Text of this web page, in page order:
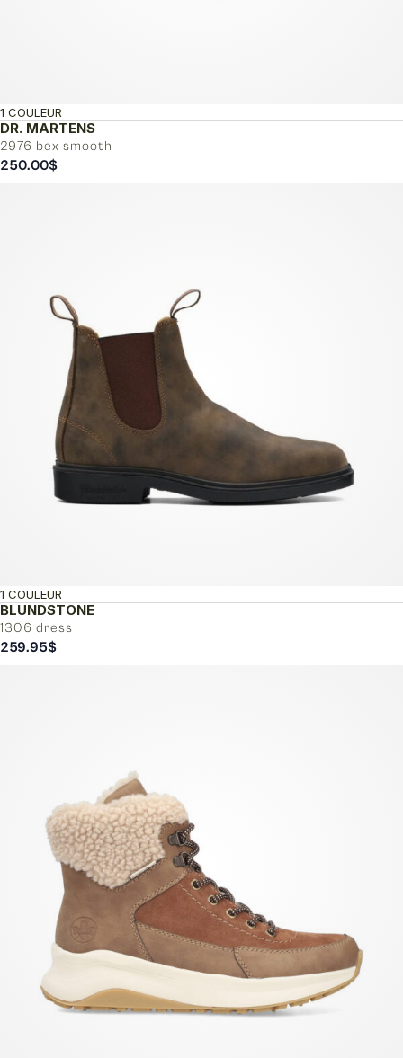
DR. MARTENS
2976 bex smooth
1 COULEUR
250.00$
BLUNDSTONE
1306 dress
1 COULEUR
259.95$